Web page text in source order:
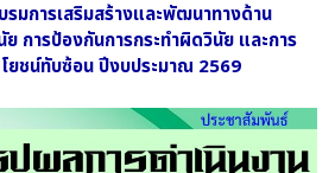
รมการเสริมสร้างและพัฒนาทางด้าน
การป้องกันการกระทำผิดวินัย และการ
ยชน์ทับซ้อน ปีงบประมาณ 2569